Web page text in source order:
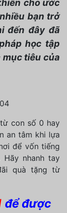
cho ước
bạn trở
đến đây đã
học tập
tiêu của
con số 0 hay
an tâm khi lựa
để vốn tiếng
nhanh tay
quà tặng từ
để được